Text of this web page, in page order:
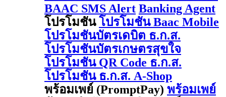
BAAC SMS Alert Banking Agent
โปรโมชัน โปรโมชัน Baac Mobile
โปรโมชันบัตรเดบิต ธ.ก.ส.
โปรโมชันบัตรเกษตรสุขใจ
โปรโมชัน QR Code ธ.ก.ส.
โปรโมชัน ธ.ก.ส. A-Shop
พร้อมเพย์ (PromptPay) พร้อมเพย์